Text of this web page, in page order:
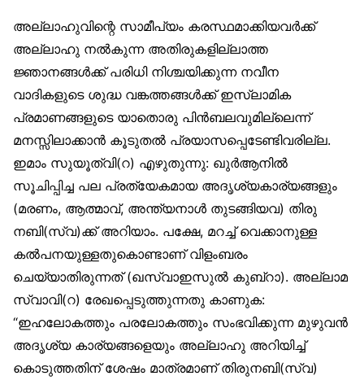
അല്ലാഹുവിന്റെ സാമീപ്യം കരസ്ഥമാക്കിയവര്‍ക്ക്
അല്ലാഹു നല്‍കുന്ന അതിരുകളില്ലാത്ത
ജ്ഞാനങ്ങള്‍ക്ക് പരിധി നിശ്ചയിക്കുന്ന നവീന
വാദികളുടെ ശുദ്ധ വങ്കത്തങ്ങള്‍ക്ക് ഇസ്‌ലാമിക
പ്രമാണങ്ങളുടെ യാതൊരു പിന്‍ബലവുമില്ലെന്ന്
മനസ്സിലാക്കാന്‍ കൂടുതല്‍ പ്രയാസപ്പെടേണ്ടിവരില്ല.
ഇമാം സുയൂത്വി(റ) എഴുതുന്നു: ഖുര്‍ആനില്‍
സൂചിപ്പിച്ച പല പ്രത്യേകമായ അദൃശ്യകാര്യങ്ങളും
(മരണം, ആത്മാവ്, അന്ത്യനാള്‍ തുടങ്ങിയവ) തിരു
നബി(സ്വ)ക്ക് അറിയാം. പക്ഷേ, മറച്ച് വെക്കാനുള്ള
കല്‍പനയുള്ളതുകൊണ്ടാണ് വിളംബരം
ചെയ്യാതിരുന്നത് (ഖസ്വാഇസുല്‍ കുബ്റാ). അല്ലാമ
സ്വാവി(റ) രേഖപ്പെടുത്തുന്നതു കാണുക:
“ഇഹലോകത്തും പരലോകത്തും സംഭവിക്കുന്ന മുഴുവന്‍
അദൃശ്യ കാര്യങ്ങളെയും അല്ലാഹു അറിയിച്ച്
കൊടുത്തതിന് ശേഷം മാത്രമാണ് തിരുനബി(സ്വ)